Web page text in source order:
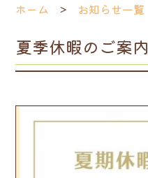
ホーム お知らせ一覧
夏季休暇のご案内